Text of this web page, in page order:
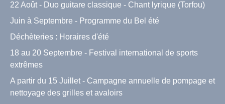
22 Août - Duo guitare classique - Chant lyrique (Torfou)
Juin à Septembre - Programme du Bel été
Déchèteries : Horaires d'été
18 au 20 Septembre - Festival international de sports
extrêmes
A partir du 15 Juillet - Campagne annuelle de pompage et
nettoyage des grilles et avaloirs